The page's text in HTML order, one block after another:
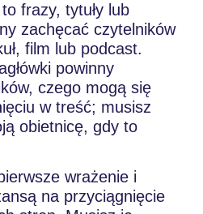
frazy, tytuły lub
zachęcać czytelników
film lub podcast.
powinny
czego mogą się
w treść; musisz
obietnicę, gdy to
wrażenie i
na przyciągnięcie